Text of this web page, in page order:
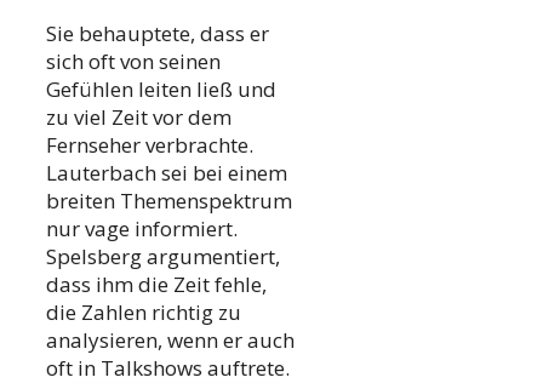
Sie behauptete, dass er
sich oft von seinen
Gefühlen leiten ließ und
zu viel Zeit vor dem
Fernseher verbrachte.
Lauterbach sei bei einem
breiten Themenspektrum
nur vage informiert.
Spelsberg argumentiert,
dass ihm die Zeit fehle,
die Zahlen richtig zu
analysieren, wenn er auch
oft in Talkshows auftrete.